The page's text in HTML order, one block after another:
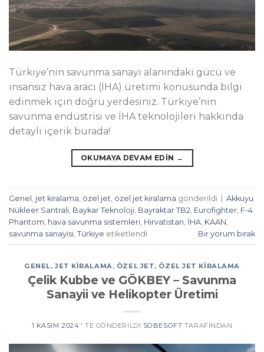
Türkiye’nin savunma sanayi alanındaki gücü ve
insansız hava aracı (İHA) üretimi konusunda bilgi
edinmek için doğru yerdesiniz. Türkiye’nin
savunma endüstrisi ve İHA teknolojileri hakkında
detaylı içerik burada!
OKUMAYA DEVAM EDIN →
Genel jet kiralama özel jet özel jet kiralama gönderildi
Akkuyu
Nükleer Santrali Baykar Teknoloji Bayraktar TB2 Eurofighter F-4
Phantom hava savunma sistemleri Hırvatistan İHA KAAN
savunma sanayisi Türkiye etiketlendi Bir yorum bırak
GENEL,JET KIRALAMA, ÖZEL JET, ÖZEL JET KIRALAMA
Çelik Kubbe ve GÖKBEY – Savunma
Sanayii ve Helikopter Üretimi
1 KASIM 2024’' TE GÖNDERILDI SOBESOFT TARAFINDAN